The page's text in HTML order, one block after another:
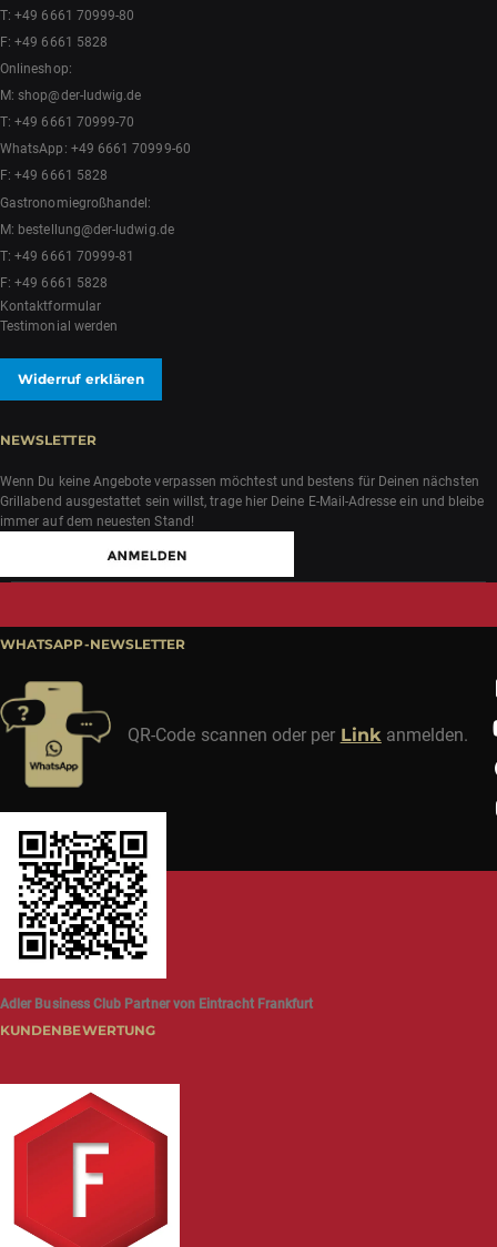
T:+49 6661 70999-80
F: +49 6661 5828
Onlineshop:
M:shop@der-ludwig.de
T:+49 6661 70999-70
WhatsApp: +49 6661 70999-60
F: +49 6661 5828
Gastronomiegroßhandel:
M: bestellung@der-ludwig.de
T:+49 6661 70999-81
F: +49 6661 5828
Kontaktformular
Testimonial werden
Widerruf erklären
NEWSLETTER
Wenn Du keine Angebote verpassen möchtest und bestens für Deinen nächsten
Grillabend ausgestattet sein willst, trage hier Deine E-Mail-Adresse ein und bleibe
immer auf dem neuesten Stand!
WHATSAPP-NEWSLETTER
QR-Code scannen oder per Linkanmelden.
Adler Business Club Partner von Eintracht Frankfurt
KUNDENBEWERTUNG